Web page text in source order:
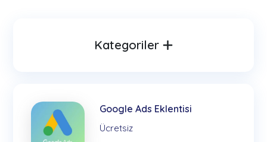
Kategoriler
Google Ads Eklentisi
Ücretsiz